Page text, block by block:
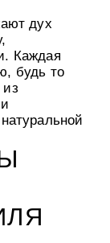
дух
Каждая
будь то
из